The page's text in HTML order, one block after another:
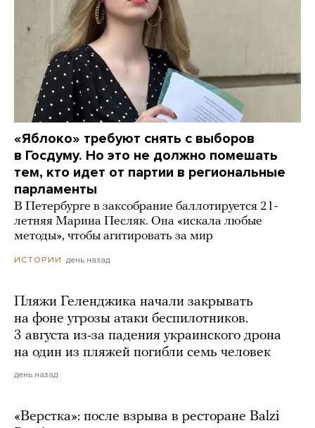
«Яблоко» требуют снять с выборов
в Госдуму. Но это не должно помешать
тем, кто идет от партии в региональные
парламенты
В Петербурге в заксобрание баллотируется 21-
летняя Марина Песляк. Она «искала любые
методы», чтобы агитировать за мир
ИСТОРИИ день назад
Пляжи Геленджика начали закрывать
на фоне угрозы атаки беспилотников.
3 августа из-за падения украинского дрона
на один из пляжей погибли семь человек
день назад
«Верстка»: после взрыва в ресторане Balzi